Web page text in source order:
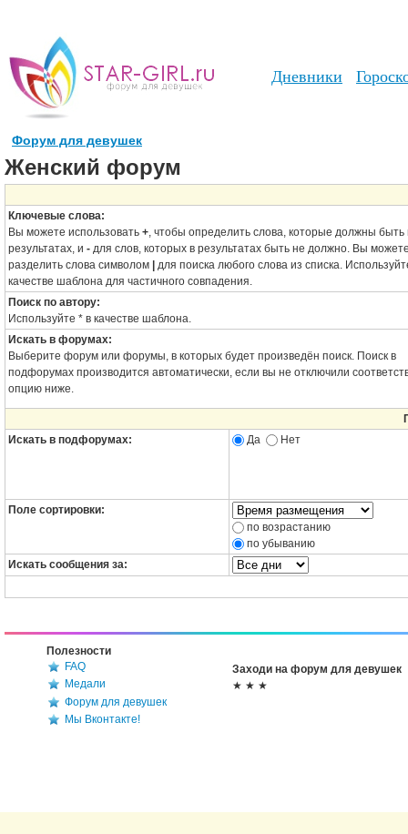
Дневники
Форум для девушек
Женский форум
Ключевые слова:
Вы можете использовать +, чтобы определить слова, которые должны быть
результатах, и - для слов, которых в результатах быть не должно. Вы
разделить слова символом
для поиска любого слова из списка.
качестве шаблона для частичного совпадения.
Поиск по автору:
Используйте * в качестве шаблона.
Искать в форумах:
Выберите форум или форумы, в которых будет произведён поиск. Поиск в
подфорумах производится автоматически, если вы не отключили
опцию ниже.
Искать в подфорумах:
Да Нет
Поле сортировки:
по возрастанию
по убыванию
Искать сообщения за:
Полезности
FAQ
Медали
Форум для девушек
Мы Вконтакте!
Заходи на форум для девушек
★ ★ ★